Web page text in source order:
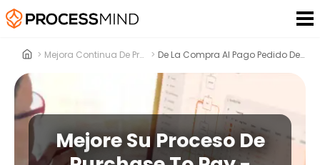
> Mejora Continua De Procesos > De La Compra Al Pago Pedido De Compra
Mejore Su Proceso De